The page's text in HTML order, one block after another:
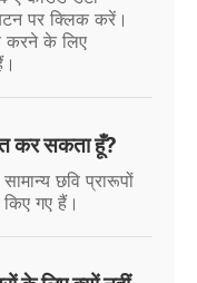
पर क्लिक करें।
करने के लिए
कर सकता हूँ?
छवि प्रारूपों
गए हैं।